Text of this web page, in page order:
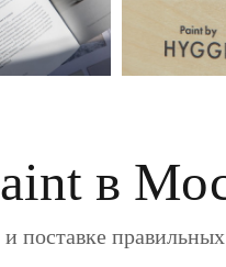
в
поставке правильных